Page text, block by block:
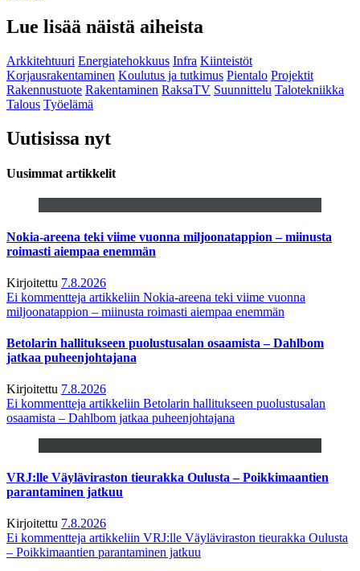
Lue lisää näistä aiheista
Arkkitehtuuri Energiatehokkuus Infra Kiinteistöt
Korjausrakentaminen Koulutus ja tutkimus Pientalo Projektit
Rakennustuote Rakentaminen RaksaTV Suunnittelu Talotekniikka
Talous Työelämä
Uutisissa nyt
Uusimmat artikkelit
Nokia-areena teki viime vuonna miljoonatappion – miinusta
roimasti aiempaa enemmän
Kirjoitettu 7.8.2026
Ei kommentteja artikkeliin Nokia-areena teki viime vuonna
miljoonatappion – miinusta roimasti aiempaa enemmän
Betolarin hallitukseen puolustusalan osaamista – Dahlbom
jatkaa puheenjohtajana
Kirjoitettu 7.8.2026
Ei kommentteja artikkeliin Betolarin hallitukseen puolustusalan
osaamista – Dahlbom jatkaa puheenjohtajana
VRJ:lle Väyläviraston tieurakka Oulusta – Poikkimaantien
parantaminen jatkuu
Kirjoitettu 7.8.2026
Ei kommentteja artikkeliin VRJ:lle Väyläviraston tieurakka Oulusta
– Poikkimaantien parantaminen jatkuu